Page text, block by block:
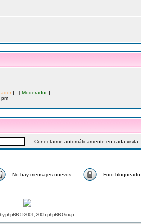
] [ Moderador]
Conectarme automáticamente en cada visita
No hay mensajes nuevos Foro bloqueado
phpBB© 2001, 2005 phpBB Group